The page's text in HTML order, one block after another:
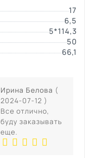
17
6,5
5*114,3
50
66,1
Ирина Белова (
2024-07-12 )
Все отлично,
буду заказывать
еще.